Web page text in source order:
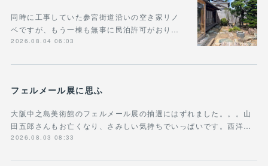
同時に工事していた参宮街道沿いの空き家リノ
ベですが、もう一棟も無事に民泊許可がおり…
2026.08.04 06:03
フェルメール展に思ふ
大阪中之島美術館のフェルメール展の抽選にはずれました。。。山
田五郎さんもお亡くなり、さみしい気持ちでいっぱいです。西洋…
2026.08.03 08:33